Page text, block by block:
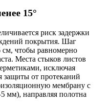
15°
риск задержки
покрытия. Шаг
см, чтобы равномерно
Места стыков листов
исключая
защиты от протеканий
мембрану с
мм), направляя полотна